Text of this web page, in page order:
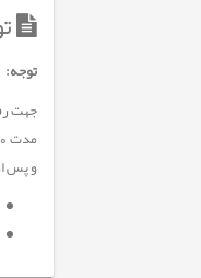
توجه:
و پس